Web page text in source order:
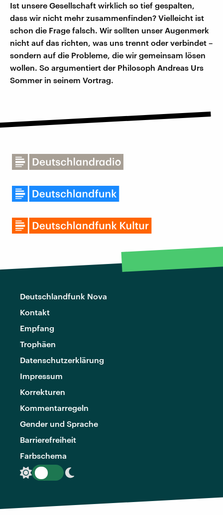
Ist unsere Gesellschaft wirklich so tief gespalten,
dass wir nicht mehr zusammenfinden? Vielleicht ist
schon die Frage falsch. Wir sollten unser Augenmerk
nicht auf das richten, was uns trennt oder verbindet –
sondern auf die Probleme, die wir gemeinsam lösen
wollen. So argumentiert der Philosoph Andreas Urs
Sommer in seinem Vortrag.
Deutschlandfunk Nova
Kontakt
Empfang
Trophäen
Datenschutzerklärung
Impressum
Korrekturen
Kommentarregeln
Gender und Sprache
Barrierefreiheit
Farbschema